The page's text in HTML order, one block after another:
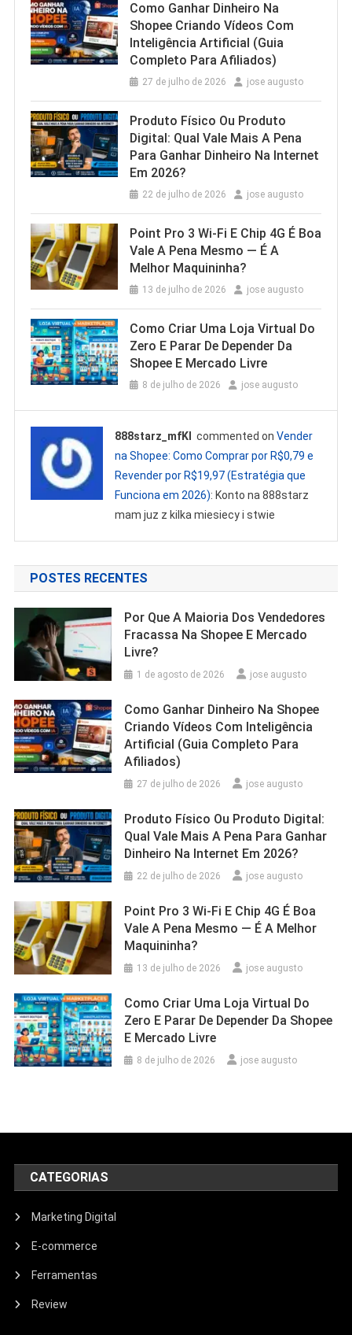
Como Ganhar Dinheiro Na
Shopee Criando Vídeos Com
Inteligência Artificial (Guia
Completo Para Afiliados)
27 de julho de 2026 jose augusto
Produto Físico Ou Produto
Digital: Qual Vale Mais A Pena
Para Ganhar Dinheiro Na Internet
Em 2026?
22 de julho de 2026 jose augusto
Point Pro 3 Wi‑Fi E Chip 4G É Boa
Vale A Pena Mesmo — É A
Melhor Maquininha?
13 de julho de 2026 jose augusto
Como Criar Uma Loja Virtual Do
Zero E Parar De Depender Da
Shopee E Mercado Livre
8 de julho de 2026 jose augusto
888starz_mfKl commented onVender
na Shopee: Como Comprar por R$0,79 e
Revender por R$19,97 (Estratégia que
Funciona em 2026): Konto na 888starz
mam juz z kilka miesiecy i stwie
POSTES RECENTES
Por Que A Maioria Dos Vendedores
Fracassa Na Shopee E Mercado
Livre?
1 de agosto de 2026 jose augusto
Como Ganhar Dinheiro Na Shopee
Criando Vídeos Com Inteligência
Artificial (Guia Completo Para
Afiliados)
27 de julho de 2026 jose augusto
Produto Físico Ou Produto Digital:
Qual Vale Mais A Pena Para Ganhar
Dinheiro Na Internet Em 2026?
22 de julho de 2026 jose augusto
Point Pro 3 Wi‑Fi E Chip 4G É Boa
Vale A Pena Mesmo — É A Melhor
Maquininha?
13 de julho de 2026 jose augusto
Como Criar Uma Loja Virtual Do
Zero E Parar De Depender Da Shopee
E Mercado Livre
8 de julho de 2026 jose augusto
CATEGORIAS
Marketing Digital
E-commerce
Ferramentas
Review